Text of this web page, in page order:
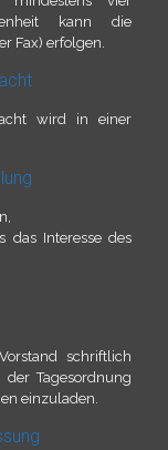
kann die
Fax) erfolgen.
wird in einer
das Interesse des
schriftlich
Tagesordnung
einzuladen.